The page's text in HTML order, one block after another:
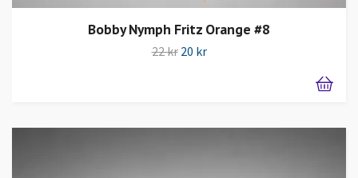
Bobby Nymph Fritz Orange #8
22 kr 20 kr